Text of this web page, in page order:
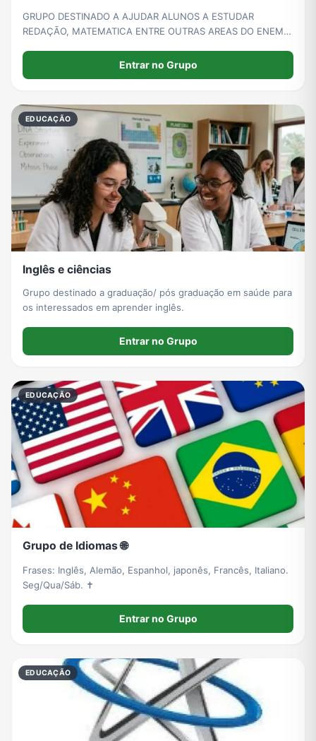
GRUPO DESTINADO A AJUDAR ALUNOS A ESTUDAR
REDAÇÃO, MATEMATICA ENTRE OUTRAS AREAS DO ENEM,
Entrar no Grupo
EDUCAÇÃO
Inglês e ciências
Grupo destinado a graduação/ pós graduação em saúde para
os interessados em aprender inglês.
Entrar no Grupo
EDUCAÇÃO
Grupo de Idiomas 🌐
Frases: Inglês, Alemão, Espanhol, japonês, Francês, Italiano.
Seg/Qua/Sáb. ✝
Entrar no Grupo
EDUCAÇÃO